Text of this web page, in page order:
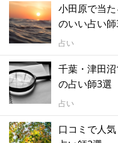
小田原で当
のいい占い
占い
千葉・津田
の占い師3選
占い
口コミで人